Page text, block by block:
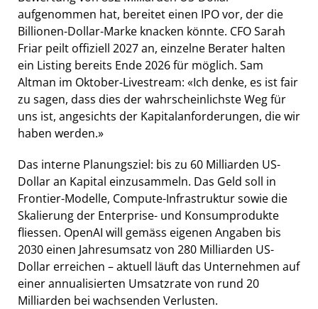
aufgenommen hat, bereitet einen IPO vor, der die
Billionen-Dollar-Marke knacken könnte. CFO Sarah
Friar peilt offiziell 2027 an, einzelne Berater halten
ein Listing bereits Ende 2026 für möglich. Sam
Altman im Oktober-Livestream: «Ich denke, es ist fair
zu sagen, dass dies der wahrscheinlichste Weg für
uns ist, angesichts der Kapitalanforderungen, die wir
haben werden.»
Das interne Planungsziel: bis zu 60 Milliarden US-
Dollar an Kapital einzusammeln. Das Geld soll in
Frontier-Modelle, Compute-Infrastruktur sowie die
Skalierung der Enterprise- und Konsumprodukte
fliessen. OpenAI will gemäss eigenen Angaben bis
2030 einen Jahresumsatz von 280 Milliarden US-
Dollar erreichen – aktuell läuft das Unternehmen auf
einer annualisierten Umsatzrate von rund 20
Milliarden bei wachsenden Verlusten.